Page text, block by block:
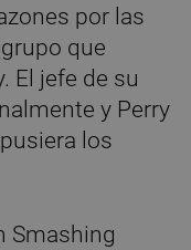
por las
que
El jefe de su
y Perry
los
Smashing